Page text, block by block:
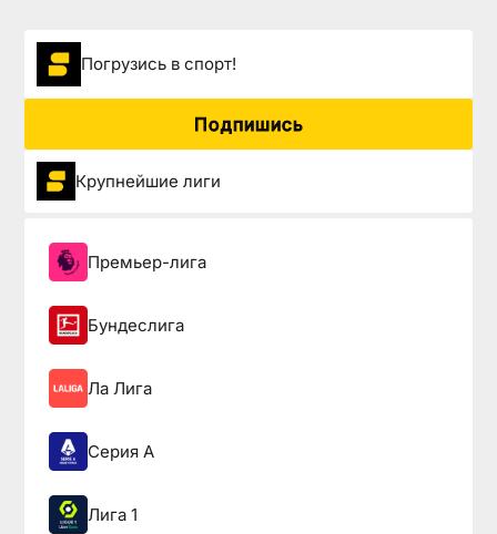
Погрузиcь в спорт!
Подпишись
Крупнейшие лиги
Премьер-лига
Бундеслига
Ла Лига
Серия А
Лига 1